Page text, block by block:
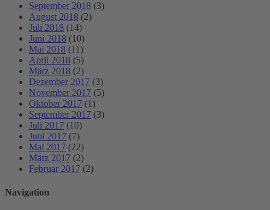
September 2018 (3)
August 2018 (2)
Juli 2018 (14)
Juni 2018 (10)
Mai 2018 (11)
April 2018 (5)
März 2018 (2)
Dezember 2017 (3)
November 2017 (5)
Oktober 2017 (1)
September 2017 (3)
Juli 2017 (10)
Juni 2017 (7)
Mai 2017 (22)
März 2017 (2)
Februar 2017 (2)
Navigation